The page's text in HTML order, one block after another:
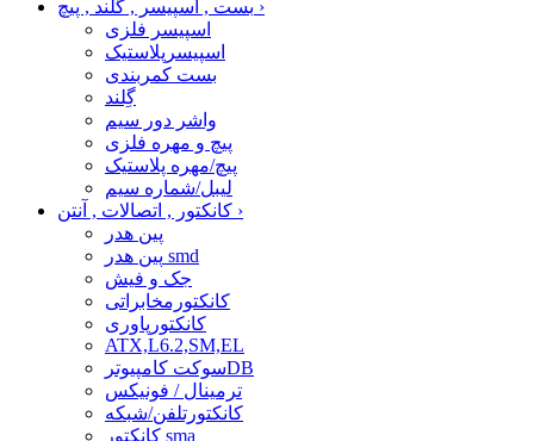
›
اسپیسر فلزی
اسپیسرپلاستیک
بست کمربندی
گِلند
واشر دور سیم
پیچ و مهره فلزی
پیچ/مهره پلاستیک
لیبل/شماره سیم
›
پین هدر
پین هدر smd
جک و فیش
کانکتورمخابراتی
کانکتورپاوری
ATX,L6.2,SM,EL
سوکت کامپیوترDB
ترمینال / فونیکس
کانکتورتلفن/شبکه
کانکتور sma